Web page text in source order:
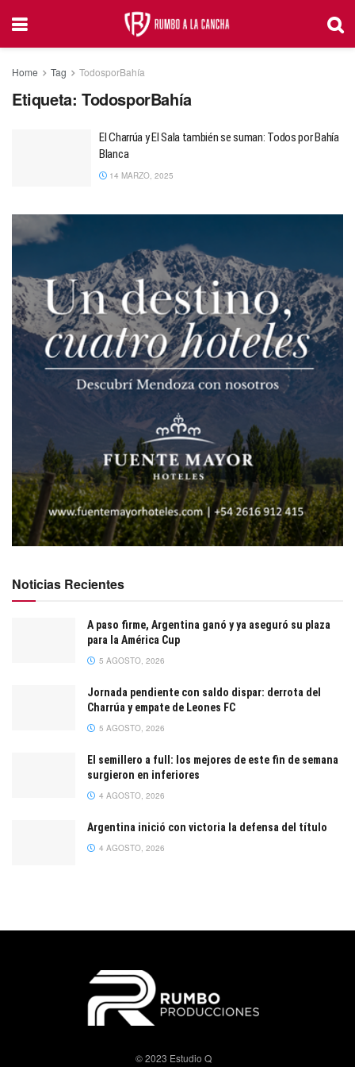
Home Tag TodosporBahía
Etiqueta: TodosporBahía
El Charrúa y El Sala también se suman: Todos por Bahía
Blanca
14 MARZO, 2025
Noticias Recientes
A paso firme, Argentina ganó y ya aseguró su plaza
para la América Cup
5 AGOSTO, 2026
Jornada pendiente con saldo dispar: derrota del
Charrúa y empate de Leones FC
5 AGOSTO, 2026
El semillero a full: los mejores de este fin de semana
surgieron en inferiores
4 AGOSTO, 2026
Argentina inició con victoria la defensa del título
4 AGOSTO, 2026
© 2023 Estudio Q